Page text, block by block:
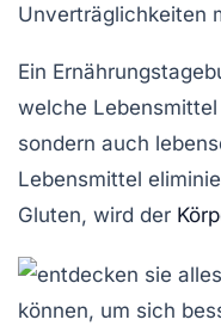
Unverträglichkeiten
Ein
welche Lebensmittel
sondern auch
Lebensmittel
Gluten, wird der